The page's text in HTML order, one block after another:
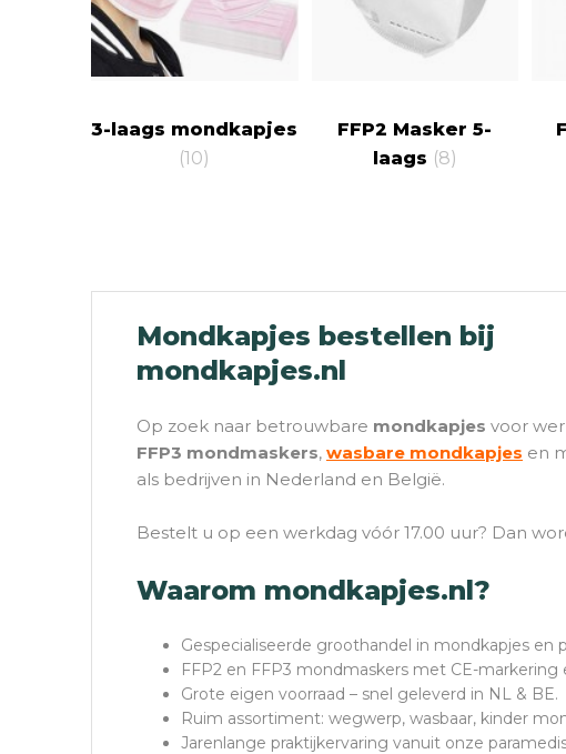
3-laags mondkapjes
(10)
FFP2 Masker 5-
laags (8)
Mondkapjes bestellen bij
mondkapjes.nl
Op zoek naar betrouwbare mondkapjes voor
FFP3 mondmaskers, wasbare mondkapjes en
als bedrijven in Nederland en België.
Bestelt u op een werkdag vóór 17.00 uur? Dan
Waarom mondkapjes.nl?
Gespecialiseerde groothandel in mondkapjes en
FFP2 en FFP3 mondmaskers met CE-
Grote eigen voorraad – snel geleverd in NL & BE.
Ruim assortiment: wegwerp, wasbaar, kinder
Jarenlange praktijkervaring vanuit onze